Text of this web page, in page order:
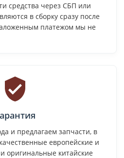
средства через СБП или
в сборку сразу после
платежом мы не
и предлагаем запчасти, в
европейские и
оригинальные китайские